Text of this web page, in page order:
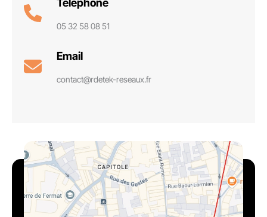
Téléphone
05 32 58 08 51
Email
contact@rdetek-reseaux.fr